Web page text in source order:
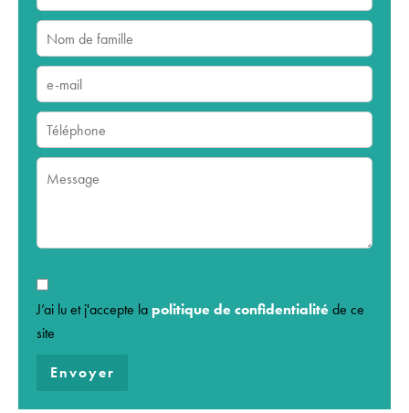
J’ai lu et j'accepte la politique de confidentialité de ce
site
Envoyer